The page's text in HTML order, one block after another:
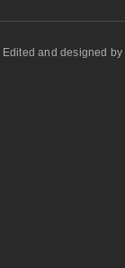
Edited and designed by